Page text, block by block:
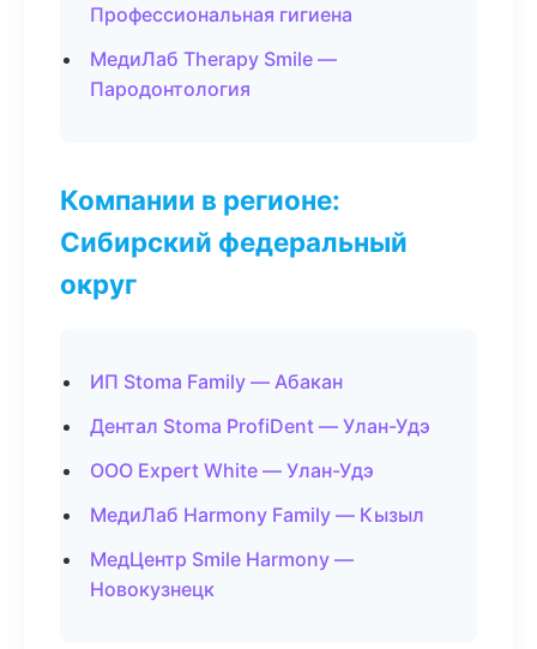
Профессиональная гигиена
МедиЛаб Therapy Smile —
Пародонтология
Компании в регионе:
Сибирский федеральный
округ
ИП Stoma Family — Абакан
Дентал Stoma ProfiDent — Улан-Удэ
ООО Expert White — Улан-Удэ
МедиЛаб Harmony Family — Кызыл
МедЦентр Smile Harmony —
Новокузнецк